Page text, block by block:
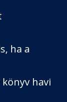
ha a
havi